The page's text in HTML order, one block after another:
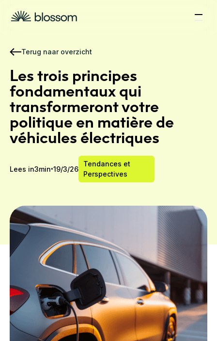
Terug naar overzicht
Les trois principes
fondamentaux qui
transformeront votre
politique en matière de
véhicules électriques
Lees in3min 19/3/26
Tendances et
Perspectives